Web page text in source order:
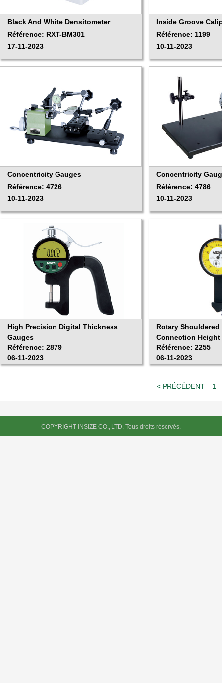
Black And White Densitometer
Référence: RXT-BM301
17-11-2023
Inside Groove
Référence: 1199
10-11-2023
Concentricity Gauges
Référence: 4726
10-11-2023
Concentricity
Référence: 4786
10-11-2023
High Precision Digital Thickness
Gauges
Référence: 2879
06-11-2023
Rotary Shouldered
Connection Height
Référence: 2255
06-11-2023
< PRÉCÉDENT 1
COPYRIGHT INSIZE CO., LTD. Tous droits réservés.